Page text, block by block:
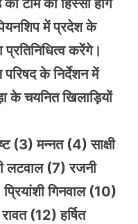
में प्रदेश के
करेंगे।
के निर्देशन में
के चयनित खिलाड़ियों
(3) मन्नत (4) साक्षी
लटवाल (7) रजनी
गिनवाल (10)
(12) हर्षित